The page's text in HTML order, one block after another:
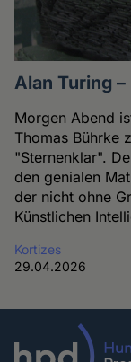
Alan Turing
Morgen Abend
Thomas Bührke
"Sternenklar".
den genialen
der nicht ohne
Künstlichen
Kortizes
29.04.2026